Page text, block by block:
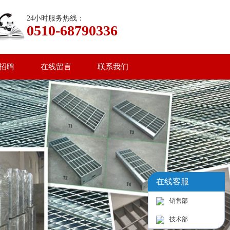
24小时服务热线：
0510-68790336
聘 在线留言 联系我们
在线客服
销售部
技术部